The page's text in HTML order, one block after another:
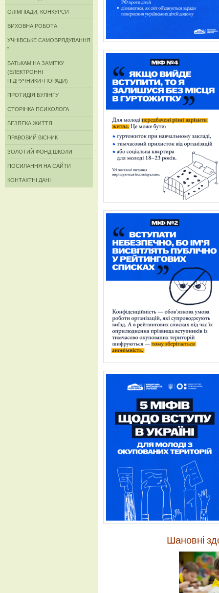
ОЛІМПІАДИ, КОНКУРСИ
ВИХОВНА РОБОТА
УЧНІВСЬКЕ САМОВРЯДУВАННЯ
"
БАТЬКАМ НА ЗАМІТКУ
(ЕЛЕКТРОННІ
ПІДРУЧНИКИ+ПОРАДИ)
ПРОТИДІЯ БУЛІНГУ
СТОРІНКА ПСИХОЛОГА
БЕЗПЕКА ЖИТТЯ
ПРАВОВИЙ ВІСНИК
ЗОЛОТИЙ ФОНД ШКОЛИ
ПОСИЛАННЯ НА САЙТИ
КОНТАКТНІ ДАНІ
Шановні